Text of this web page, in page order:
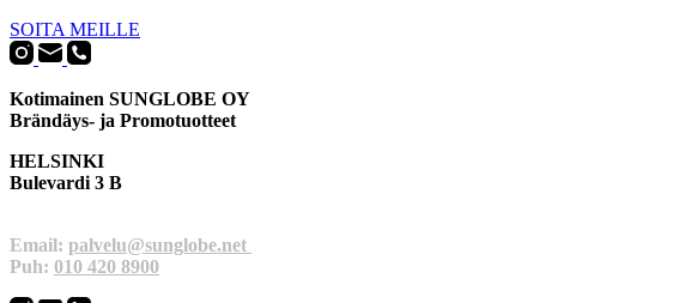
SOITA MEILLE
Kotimainen SUNGLOBE OY
Brändäys- ja Promotuotteet
HELSINKI
Bulevardi 3 B
Email: palvelu@sunglobe.net
Puh: 010 420 8900